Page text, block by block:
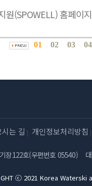
원(SPOWELL) 홈페이
01 02 03 04
시는 길 개인정보처리방침
장122호(우편번호 05540)
ⓒ 2021 Korea Waterski